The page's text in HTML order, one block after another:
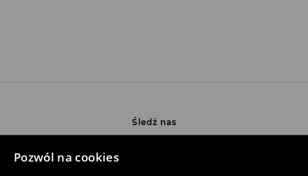
Pozwól na cookies
Śledź nas